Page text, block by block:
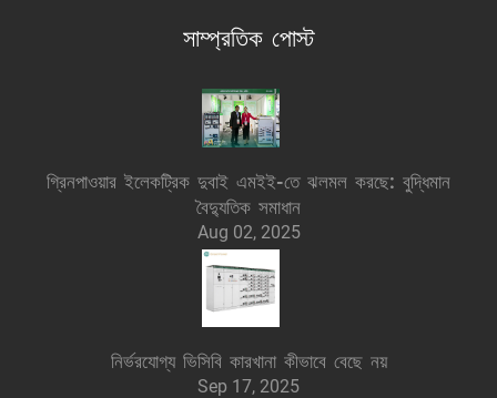
সাম্প্রতিক পোস্ট
গ্রিনপাওয়ার ইলেকট্রিক দুবাই এমইই-তে ঝলমল করছে: বুদ্ধিমান
বৈদ্যুতিক সমাধান
Aug 02, 2025
নির্ভরযোগ্য ভিসিবি কারখানা কীভাবে বেছে নয়
Sep 17, 2025